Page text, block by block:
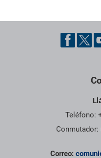
Teléfono:
Conmutador:
Correo: